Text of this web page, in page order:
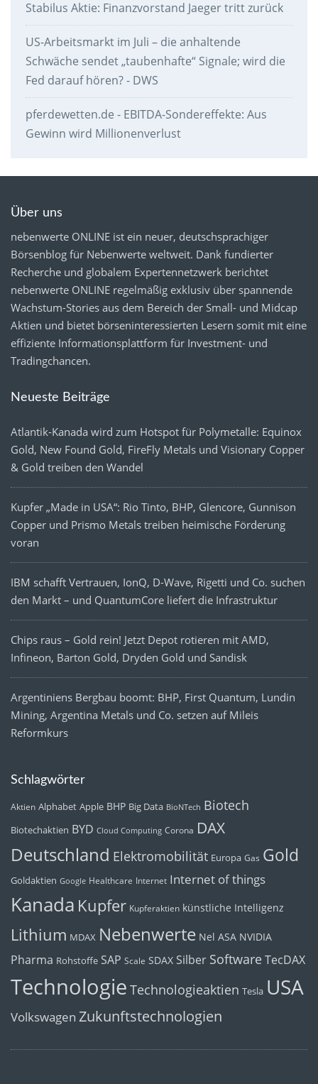
Stabilus Aktie: Finanzvorstand Jaeger tritt zurück
US-Arbeitsmarkt im Juli – die anhaltende
Schwäche sendet „taubenhafte“ Signale; wird die
Fed darauf hören? - DWS
pferdewetten.de - EBITDA-Sondereffekte: Aus
Gewinn wird Millionenverlust
Über uns
nebenwerte ONLINE ist ein neuer, deutschsprachiger
Börsenblog für Nebenwerte weltweit. Dank fundierter
Recherche und globalem Expertennetzwerk berichtet
nebenwerte ONLINE regelmäßig exklusiv über spannende
Wachstum-Stories aus dem Bereich der Small- und Midcap
Aktien und bietet börseninteressierten Lesern somit mit eine
effiziente Informationsplattform für Investment- und
Tradingchancen.
Neueste Beiträge
Atlantik-Kanada wird zum Hotspot für Polymetalle: Equinox
Gold, New Found Gold, FireFly Metals und Visionary Copper
& Gold treiben den Wandel
Kupfer „Made in USA“: Rio Tinto, BHP, Glencore, Gunnison
Copper und Prismo Metals treiben heimische Förderung
voran
IBM schafft Vertrauen, IonQ, D-Wave, Rigetti und Co. suchen
den Markt – und QuantumCore liefert die Infrastruktur
Chips raus – Gold rein! Jetzt Depot rotieren mit AMD,
Infineon, Barton Gold, Dryden Gold und Sandisk
Argentiniens Bergbau boomt: BHP, First Quantum, Lundin
Mining, Argentina Metals und Co. setzen auf Mileis
Reformkurs
Schlagwörter
Aktien Alphabet Apple BHP Big Data BioNTech Biotech
Biotechaktien BYD Cloud Computing Corona DAX
Deutschland Elektromobilität Europa Gas Gold
Goldaktien Google Healthcare Internet Internet of things
Kanada Kupfer Kupferaktien künstliche Intelligenz
Lithium MDAX Nebenwerte Nel ASA NVIDIA
Pharma Rohstoffe SAP Scale SDAX Silber SoftwareTecDAX
Technologie Technologieaktien Tesla USA
Volkswagen Zukunftstechnologien